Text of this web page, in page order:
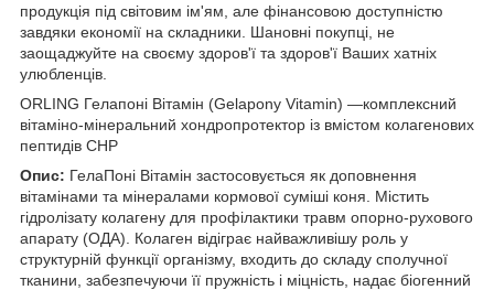
продукція під світовим ім'ям, але фінансовою доступністю
завдяки економії на складники. Шановні покупці, не
заощаджуйте на своєму здоров'ї та здоров'ї Ваших хатніх
улюбленців.
ORLING Гелапоні Вітамін (Gelapony Vitamin) —комплексний
вітаміно-мінеральний хондропротектор із вмістом колагенових
пептидів CHP
Опис: ГелаПоні Вітамін застосовується як доповнення
вітамінами та мінералами кормової суміші коня . Містить
гідролізату колагену для профілактики травм опорно-рухового
апарату (ОДА). Колаген відіграє найважливішу роль у
структурній функції організму, входить до складу сполучної
тканини, забезпечуючи її пружність і міцність, надає біогенний